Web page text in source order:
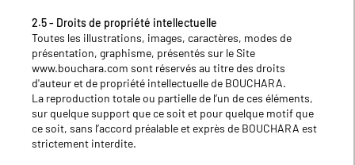
2.5 - Droits de propriété intellectuelle
Toutes les illustrations, images, caractères, modes de
présentation, graphisme, présentés sur le Site
www.bouchara.com sont réservés au titre des droits
d'auteur et de propriété intellectuelle de BOUCHARA.
La reproduction totale ou partielle de l’un de ces éléments,
sur quelque support que ce soit et pour quelque motif que
ce soit, sans l’accord préalable et exprès de BOUCHARA est
strictement interdite.